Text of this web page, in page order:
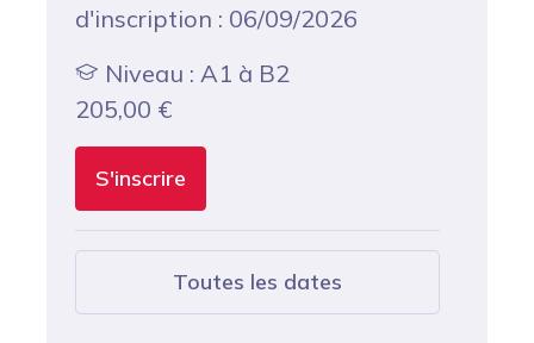
d'inscription : 06/09/2026
Niveau : A1 à B2
205,00 €
S'inscrire
Toutes les dates